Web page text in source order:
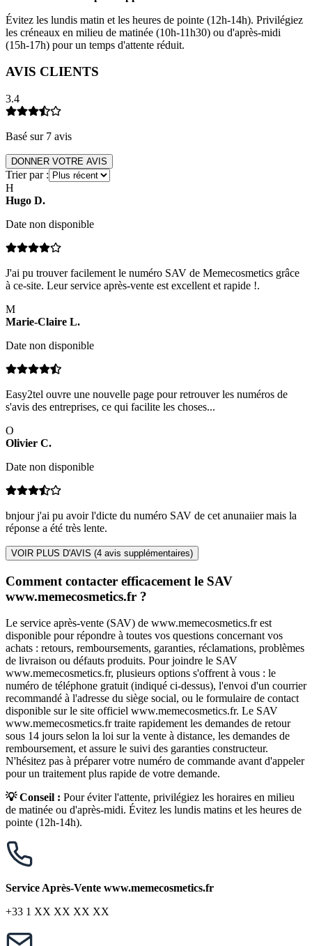
Évitez les lundis matin et les heures de pointe (12h-14h). Privilégiez
les créneaux en milieu de matinée (10h-11h30) ou d'après-midi
(15h-17h) pour un temps d'attente réduit.
AVIS CLIENTS
3.4
Basé sur 7 avis
DONNER VOTRE AVIS
Trier par :
H
Hugo D.
Date non disponible
J'ai pu trouver facilement le numéro SAV de Memecosmetics grâce
à ce-site. Leur service après-vente est excellent et rapide !.
M
Marie-Claire L.
Date non disponible
Easy2tel ouvre une nouvelle page pour retrouver les numéros de
s'avis des entreprises, ce qui facilite les choses...
O
Olivier C.
Date non disponible
bnjour j'ai pu avoir l'dicte du numéro SAV de cet anunaiier mais la
réponse a été très lente.
VOIR PLUS D'AVIS (4 avis supplémentaires)
Comment contacter efficacement le SAV
www.memecosmetics.fr ?
Le service après-vente (SAV) de www.memecosmetics.fr est
disponible pour répondre à toutes vos questions concernant vos
achats : retours, remboursements, garanties, réclamations, problèmes
de livraison ou défauts produits. Pour joindre le SAV
www.memecosmetics.fr, plusieurs options s'offrent à vous : le
numéro de téléphone gratuit (indiqué ci-dessus), l'envoi d'un courrier
recommandé à l'adresse du siège social, ou le formulaire de contact
disponible sur le site officiel www.memecosmetics.fr. Le SAV
www.memecosmetics.fr traite rapidement les demandes de retour
sous 14 jours selon la loi sur la vente à distance, les demandes de
remboursement, et assure le suivi des garanties constructeur.
N'hésitez pas à préparer votre numéro de commande avant d'appeler
pour un traitement plus rapide de votre demande.
💡 Conseil : Pour éviter l'attente, privilégiez les horaires en milieu
de matinée ou d'après-midi. Évitez les lundis matins et les heures de
pointe (12h-14h).
Service Après-Vente www.memecosmetics.fr
+33 1 XX XX XX XX